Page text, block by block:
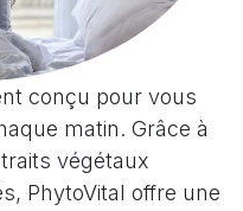
conçu pour vous
matin. Grâce à
végétaux
PhytoVital offre une